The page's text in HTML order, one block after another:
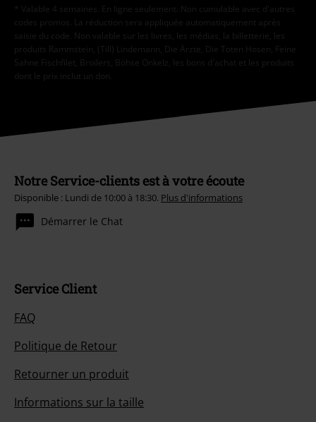
* Valable 4 semaines. En ligne seulement. Non cumulable avec d'autres
codes promos. La réduction sera appliquée automatiquement après
saisie du code. Non valable sur les livres, les médias, la billetterie, les
produits Rammstein, (Till) Lindemann, Die Ärzte, Die Toten Hosen, Feine
Sahne Fischfilet, Broilers, Böhse Onkelz, les bons d'achat et les produits
dont le prix inclut un don.
Notre Service-clients est à votre écoute
Disponible : Lundi de 10:00 à 18:30. Plus d'informations
Démarrer le Chat
Service Client
FAQ
Politique de Retour
Retourner un produit
Informations sur la taille